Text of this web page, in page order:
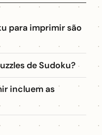
para imprimir são
de Sudoku?
incluem as